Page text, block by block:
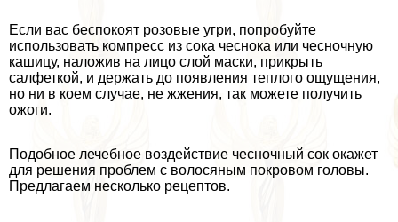
Если вас беспокоят розовые угри, попробуйте
использовать компресс из сока чеснока или чесночную
кашицу, наложив на лицо слой маски, прикрыть
салфеткой, и держать до появления теплого ощущения,
но ни в коем случае, не жжения, так можете получить
ожоги.
Подобное лечебное воздействие чесночный сок окажет
для решения проблем с волосяным покровом головы.
Предлагаем несколько рецептов.